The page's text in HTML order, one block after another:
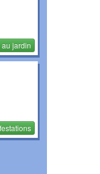
au jardin